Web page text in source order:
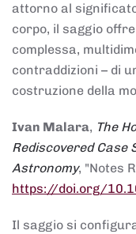
attorno al
corpo, il saggio
complessa,
contraddizioni – di
costruzione della
Ivan Malara, The
Rediscovered Case
Astronomy, "Notes
https://doi.org/
Il saggio si